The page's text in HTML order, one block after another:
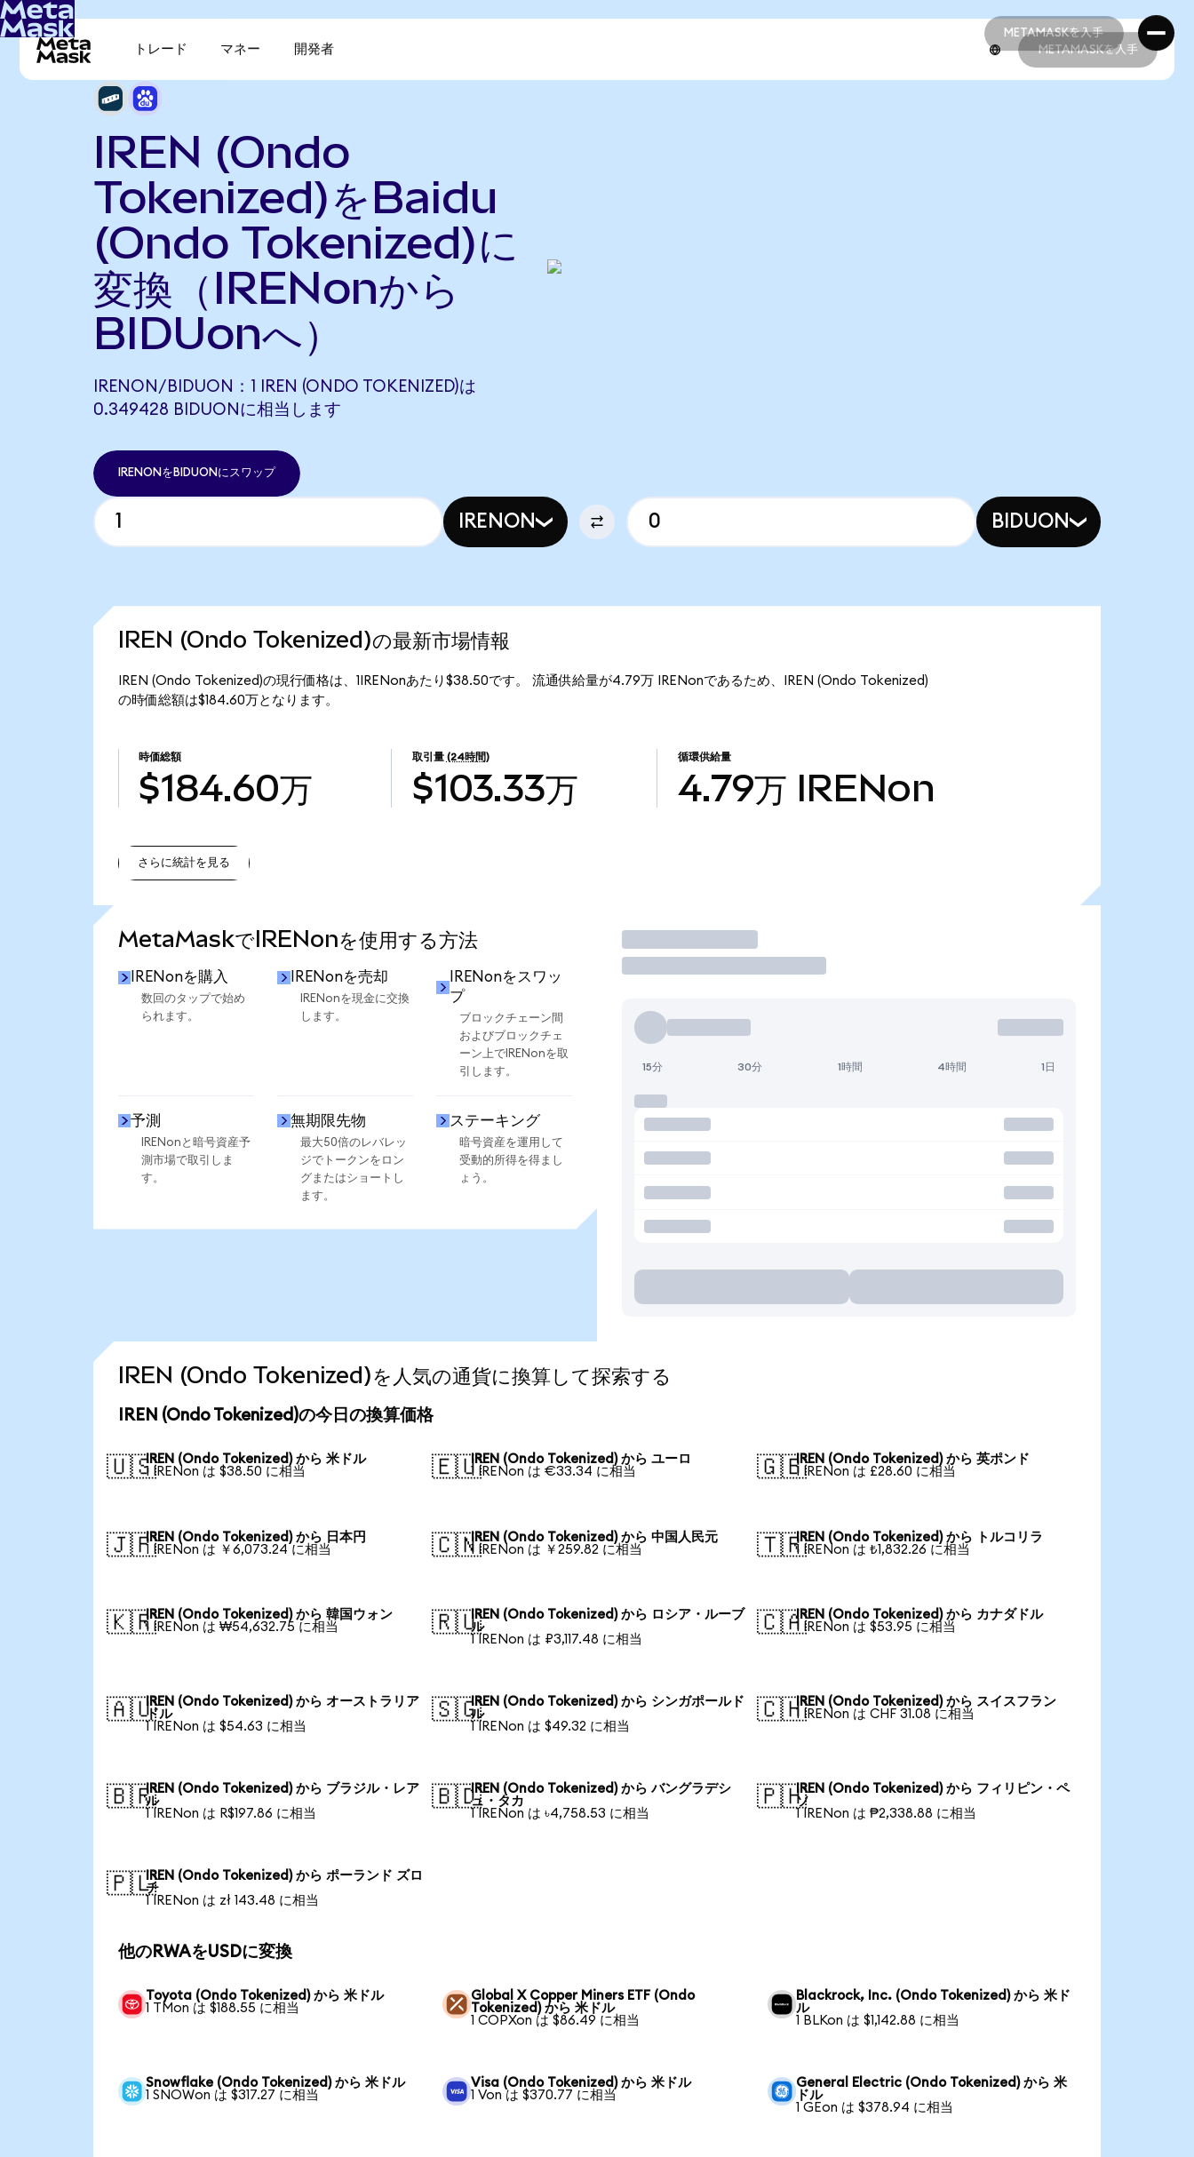
METAMASKを入手
METAMASKを入手
トレード マネー 開発者 METAMASKを入手
IREN (Ondo
Tokenized)をBaidu
(Ondo Tokenized)に
変換（IRENonから
BIDUonへ）
IRENON/BIDUON：1 IREN (ONDO TOKENIZED)は
0.349428 BIDUONに相当します
IRENONをBIDUONにスワップ
IRENON BIDUON
IREN (Ondo Tokenized)の最新市場情報
IREN (Ondo Tokenized)の現行価格は、1IRENonあたり$38.50です。 流通供給量が4.79万 IRENonであるため、IREN (Ondo Tokenized)
の時価総額は$184.60万となります。
時価総額
$184.60万
取引量 (24時間)
$103.33万
循環供給量
4.79万 IRENon
さらに統計を見る
MetaMaskでIRENonを使用する方法
IRENonを購入
数回のタップで始め
られます。
IRENonを売却
IRENonを現金に交換
します。
IRENonをスワッ
プ
ブロックチェーン間
およびブロックチェ
ーン上でIRENonを取
引します。
予測
IRENonと暗号資産予
測市場で取引しま
す。
無期限先物
最大50倍のレバレッ
ジでトークンをロン
グまたはショートし
ます。
ステーキング
暗号資産を運用して
受動的所得を得まし
ょう。
取引
15分 30分 1時間 4時間 1日
IREN (Ondo Tokenized)を人気の通貨に換算して探索する
IREN (Ondo Tokenized)の今日の換算価格
🇺🇸IREN (Ondo Tokenized) から 米ドル
1 IRENon は $38.50 に相当
🇪🇺IREN (Ondo Tokenized) から ユーロ
1 IRENon は €33.34 に相当
🇬🇧IREN (Ondo Tokenized) から 英ポンド
1 IRENon は £28.60 に相当
🇯🇵IREN (Ondo Tokenized) から 日本円
1 IRENon は ￥6,073.24 に相当
🇨🇳IREN (Ondo Tokenized) から 中国人民元
1 IRENon は ￥259.82 に相当
🇹🇷IREN (Ondo Tokenized) から トルコリラ
1 IRENon は ₺1,832.26 に相当
🇰🇷IREN (Ondo Tokenized) から 韓国ウォン
1 IRENon は ₩54,632.75 に相当
🇷🇺IREN (Ondo Tokenized) から ロシア・ルーブ
ル
1 IRENon は ₽3,117.48 に相当
🇨🇦IREN (Ondo Tokenized) から カナダドル
1 IRENon は $53.95 に相当
🇦🇺IREN (Ondo Tokenized) から オーストラリア
ドル
1 IRENon は $54.63 に相当
🇸🇬IREN (Ondo Tokenized) から シンガポールド
ル
1 IRENon は $49.32 に相当
🇨🇭IREN (Ondo Tokenized) から スイスフラン
1 IRENon は CHF 31.08 に相当
🇧🇷IREN (Ondo Tokenized) から ブラジル・レア
ル
1 IRENon は R$197.86 に相当
🇧🇩IREN (Ondo Tokenized) から バングラデシ
ュ・タカ
1 IRENon は ৳4,758.53 に相当
🇵🇭IREN (Ondo Tokenized) から フィリピン・ペ
ソ
1 IRENon は ₱2,338.88 に相当
🇵🇱IREN (Ondo Tokenized) から ポーランド ズロ
チ
1 IRENon は zł 143.48 に相当
他のRWAをUSDに変換
Toyota (Ondo Tokenized) から 米ドル
1 TMon は $188.55 に相当
Global X Copper Miners ETF (Ondo
Tokenized) から 米ドル
1 COPXon は $86.49 に相当
Blackrock, Inc. (Ondo Tokenized) から 米ド
ル
1 BLKon は $1,142.88 に相当
Snowflake (Ondo Tokenized) から 米ドル
1 SNOWon は $317.27 に相当
Visa (Ondo Tokenized) から 米ドル
1 Von は $370.77 に相当
General Electric (Ondo Tokenized) から 米
ドル
1 GEon は $378.94 に相当